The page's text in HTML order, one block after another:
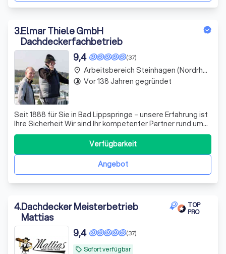
3.Elmar Thiele GmbH
Dachdeckerfachbetrieb
(37)
9,4
Seit 1888 für Sie in Bad Lippspringe – unsere Erfahrung ist
Ihre Sicherheit Wir sind Ihr kompetenter Partner rund ums
Dach und schützen Ihr Haus vor Wind und Wetter.
Dachdeckungen, Flachdachabdichtungen und
Fassadenbekleidungen sind unsere Kernkompetenz. Der
Unterschied liegt im Detail. Gemeinsa
Angebot
Verfügbarkeit
place Arbeitsbereich Steinhagen (Nordrhein-Westfalen)
timelapse Vor 138 Jahren gegründet
4.Dachdecker Meisterbetrieb
Mattias
TOP
PRO
local_offer Sofort verfügbar
(37)
9,4